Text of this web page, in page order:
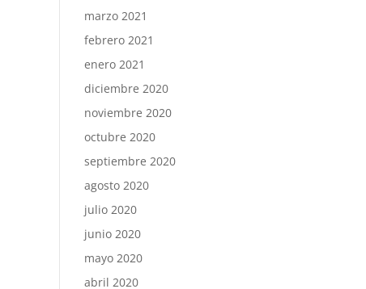
marzo 2021
febrero 2021
enero 2021
diciembre 2020
noviembre 2020
octubre 2020
septiembre 2020
agosto 2020
julio 2020
junio 2020
mayo 2020
abril 2020